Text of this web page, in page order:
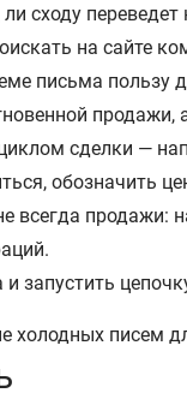
сходу
на сайте
письма пользу
сделки —
обозначить
всегда продажи: